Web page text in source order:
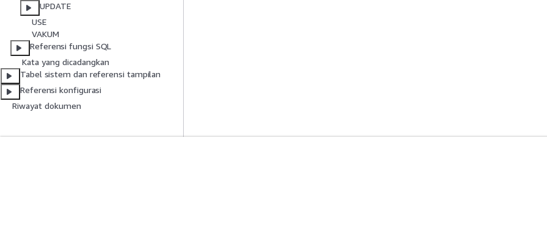
UPDATE
USE
VAKUM
Referensi fungsi SQL
Kata yang dicadangkan
Tabel sistem dan referensi tampilan
Referensi konfigurasi
Riwayat dokumen